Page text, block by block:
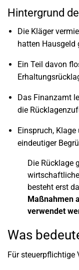
Hintergrund
Die Kläger
hatten Hausgeld
Ein Teil davon
Das Finanzamt
die
Einspruch,
eindeutiger
Die Rücklage
besteht erst
Maßnahmen
verwendet
Was
Für steuerpflichtige